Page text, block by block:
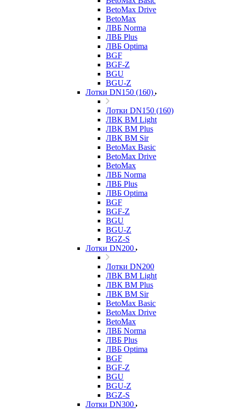
BetoMax Drive
BetoMax
ЛВБ Norma
ЛВБ Plus
ЛВБ Optima
BGF
BGF-Z
BGU
BGU-Z
Лотки DN150 (160)
Лотки DN150 (160)
ЛВК ВМ Light
ЛВК ВМ Plus
ЛВК ВМ Sir
BetoMax Basic
BetoMax Drive
BetoMax
ЛВБ Norma
ЛВБ Plus
ЛВБ Optima
BGF
BGF-Z
BGU
BGU-Z
BGZ-S
Лотки DN200
Лотки DN200
ЛВК ВМ Light
ЛВК ВМ Plus
ЛВК ВМ Sir
BetoMax Basic
BetoMax Drive
BetoMax
ЛВБ Norma
ЛВБ Plus
ЛВБ Optima
BGF
BGF-Z
BGU
BGU-Z
BGZ-S
Лотки DN300